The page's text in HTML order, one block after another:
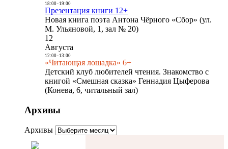
18:00- 19:00
Презентация книги 12+
Новая книга поэта Антона Чёрного «Сбор» (ул.
М. Ульяновой, 1, зал № 20)
12
Августа
12:00- 13:00
«Читающая лошадка» 6+
Детский клуб любителей чтения. Знакомство с
книгой «Смешная сказка» Геннадия Цыферова
(Конева, 6, читальный зал)
Архивы
Архивы